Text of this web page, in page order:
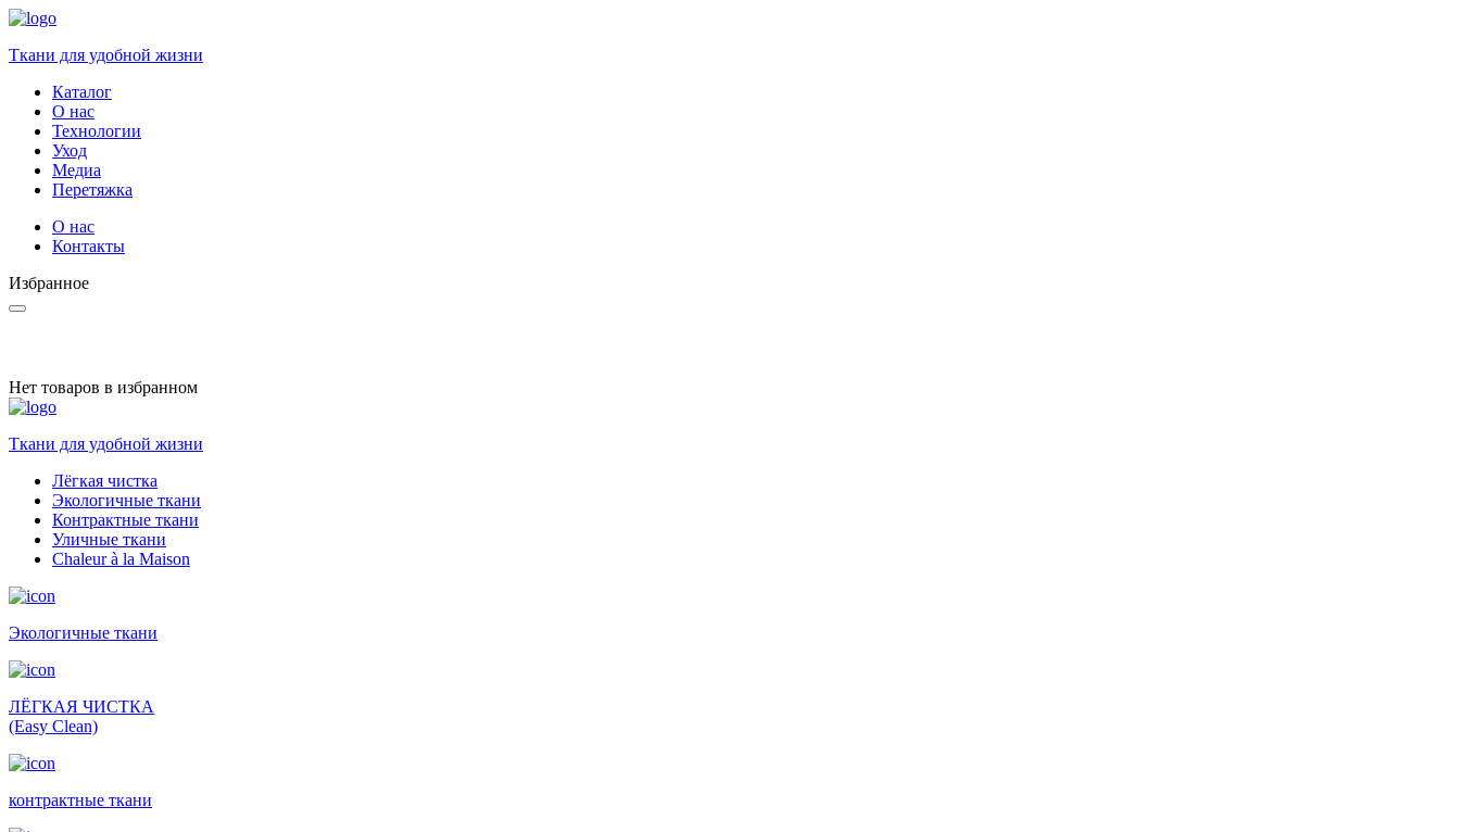
Ткани для удобной жизни
Каталог
О нас
Технологии
Уход
Медиа
Перетяжка
О нас
Контакты
Избранное
Нет товаров в избранном
Ткани для удобной жизни
Лёгкая чистка
Экологичные ткани
Контрактные ткани
Уличные ткани
Сhaleur à la Maison
Экологичные ткани
ЛЁГКАЯ ЧИСТКА
(Easy Clean)
контрактные ткани